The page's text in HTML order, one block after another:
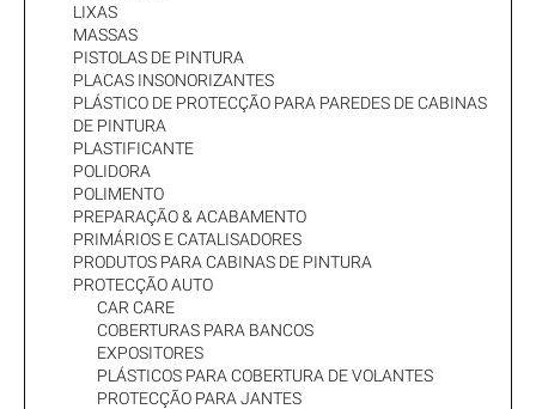
LIXAS
MASSAS
PISTOLAS DE PINTURA
PLACAS INSONORIZANTES
PLÁSTICO DE PROTECÇÃO PARA PAREDES DE CABINAS
DE PINTURA
PLASTIFICANTE
POLIDORA
POLIMENTO
PREPARAÇÃO & ACABAMENTO
PRIMÁRIOS E CATALISADORES
PRODUTOS PARA CABINAS DE PINTURA
PROTECÇÃO AUTO
CAR CARE
COBERTURAS PARA BANCOS
EXPOSITORES
PLÁSTICOS PARA COBERTURA DE VOLANTES
PROTECÇÃO PARA JANTES